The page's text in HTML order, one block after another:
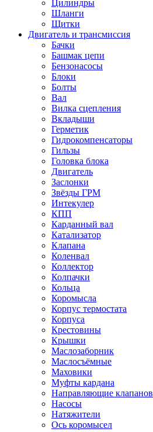
Цилиндры
Шланги
Щитки
Двигатель и трансмиссия
Бачки
Башмак цепи
Бензонасосы
Блоки
Болты
Вал
Вилка сцепления
Вкладыши
Герметик
Гидрокомпенсаторы
Гильзы
Головка блока
Двигатель
Заслонки
Звёзды ГРМ
Интекулер
КПП
Карданный вал
Катализатор
Клапана
Коленвал
Коллектор
Колпачки
Кольца
Коромысла
Корпус термостата
Корпуса
Крестовины
Крышки
Маслозаборник
Маслосъёмные
Маховики
Муфты кардана
Направляющие клапанов
Насосы
Натяжители
Ось коромысел